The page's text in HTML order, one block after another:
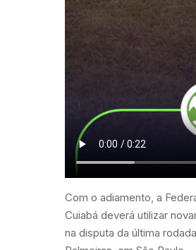
Com o adiamento, a
Cuiabá deverá utilizar
na disputa da última